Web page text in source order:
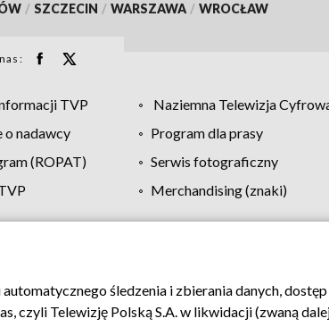
/ SZCZECIN / WARSZAWA / WROCŁAW
TVP Naziemna Telewizja
o nadawcy
Program dla prasy
(ROPAT)
Serwis fotograficzny
Merchandising (znaki)
zgody Pomoc Biuro reklamy Kontakt
śledzenia i zbierania danych,
czyli Telewizję Polską S.A. w likwidacji (zwaną